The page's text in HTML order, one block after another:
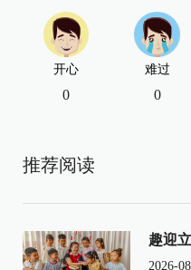
开心
0
难过
0
推荐阅读
趣迎
2026-